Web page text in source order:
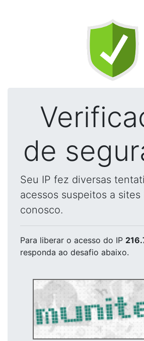
de
Seu IP fez diversas
acessos suspeitos a sites
conosco.
Para liberar o acesso do IP
responda ao desafio abaixo.